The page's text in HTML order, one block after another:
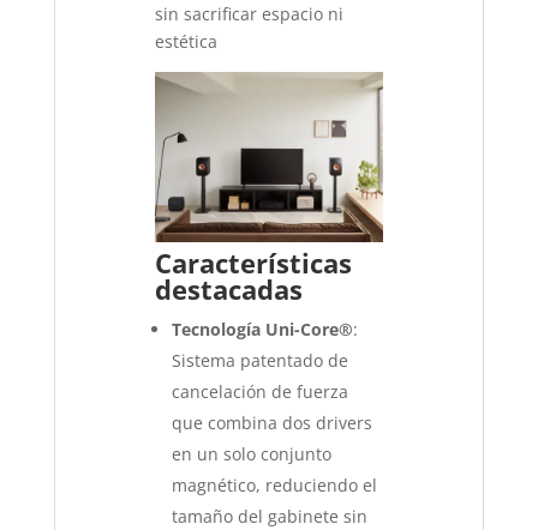
sin sacrificar espacio ni
estética
Características
destacadas
Tecnología Uni-Core®:
Sistema patentado de
cancelación de fuerza
que combina dos drivers
en un solo conjunto
magnético, reduciendo el
tamaño del gabinete sin